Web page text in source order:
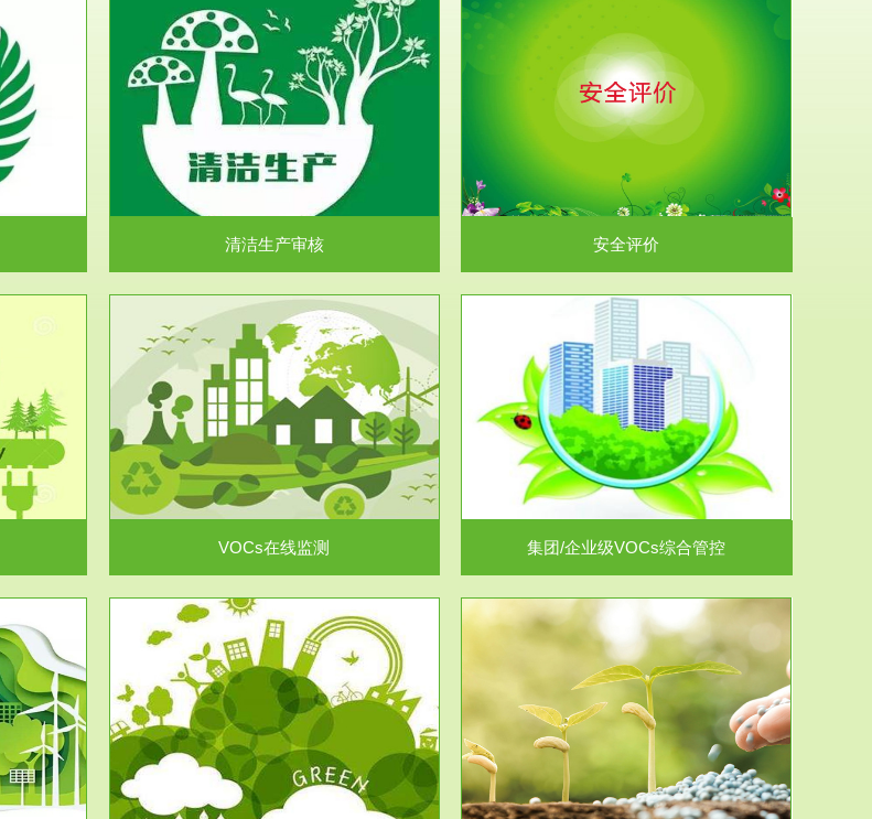
进法》、《清
清洁生产审核
服务范围
安全评价
安全评价安全评价目的是查找、分析和预测工
程、系统、生产经营活...
安全评价
五”规划》有
VOCs在线监测
服务范围
集团/企业级VOCs综合管控
进行VOCs管控，首先就要找到排放的源头，并
监测估算出排放量。企业...
集团/企业级VOCs综合管控
迁和拟变更土
...
服务范围
土壤修复